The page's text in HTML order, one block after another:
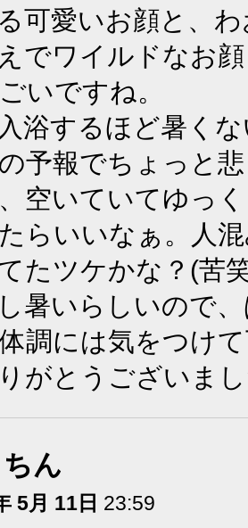
可愛いお顔と、
でワイルドなお
いですね。
浴するほど暑く
予報でちょっと
空いていてゆっ
らいいなぁ。人
たツケかな？(苦
暑いらしいので
調には気をつけ
がとうございま
ん
5月 11日 23:59